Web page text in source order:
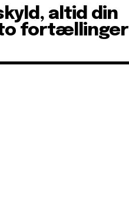
altid din
to fortællinger